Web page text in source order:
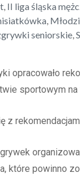
, II liga śląska
,
seniorskie,
opracowało
sportowym
z
które powinno